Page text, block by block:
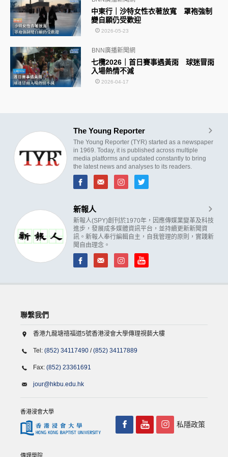
中東行｜沙特女性衣著放寬 罩袍強制
變自願仍受歡迎
2026-05-23
七欖2026｜首日賽事遇黃雨 球迷冒雨
入場熱情不減
BNN廣播新聞網
2026-04-17
The Young Reporter
The Young Reporter (TYR) started as a newspaper
in 1969. Today, it is published across multiple
media platforms and updated constantly to bring
the latest news and analyses to its readers.
新報人
新報人(SPY)創刊於1970年，因應傳媒業變革及科技
進步，發展成多媒體資訊平台，並持續更新新聞資
訊。新報人奉行編輯自主，自我管理的原則，實踐新
聞自由理念。
聯繫我們
香港九龍塘禧福道5號香港浸會大學傳理視藝大樓
Tel: (852) 34117490 /(852) 34117889
Fax: (852) 23361691
jour@hkbu.edu.hk
香港浸會大學
傳理學院
私隱政策